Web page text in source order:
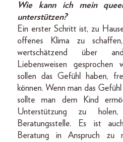
Wie kann ich mein
unterstützen?
Ein erster Schritt ist, zu
offenes Klima zu
wertschätzend über
Liebensweisen gesprochen
sollen das Gefühl haben,
können. Wenn man das
sollte man dem Kind
Unterstützung zu
Beratungsstelle. Es ist
Beratung in Anspruch zu